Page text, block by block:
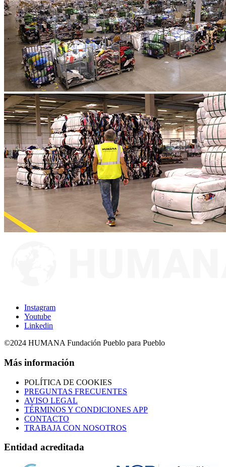
Instagram
Youtube
Linkedin
©2024 HUMANA Fundación Pueblo para Pueblo
Más información
POLÍTICA DE COOKIES
PREGUNTAS FRECUENTES
AVISO LEGAL
TÉRMINOS Y CONDICIONES APP
CONTACTO
TRABAJA CON NOSOTROS
Entidad acreditada